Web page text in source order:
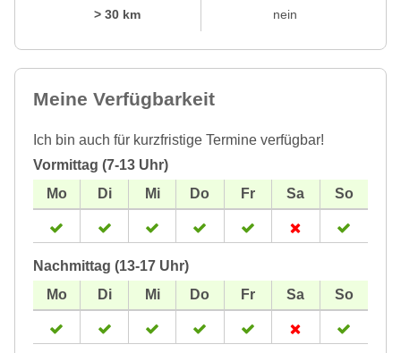
> 30 km nein
Meine Verfügbarkeit
Ich bin auch für kurzfristige Termine verfügbar!
Vormittag (7-13 Uhr)
Nachmittag (13-17 Uhr)